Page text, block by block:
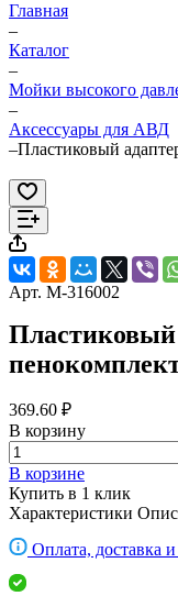
Главная
–
Каталог
–
Мойки высокого
–
Аксессуары для АВД
–Пластиковый
Арт. M-316002
Пластиковый
369.60 ₽
В корзину
В корзине
Купить в 1 клик
Характеристики
Оплата, доставка